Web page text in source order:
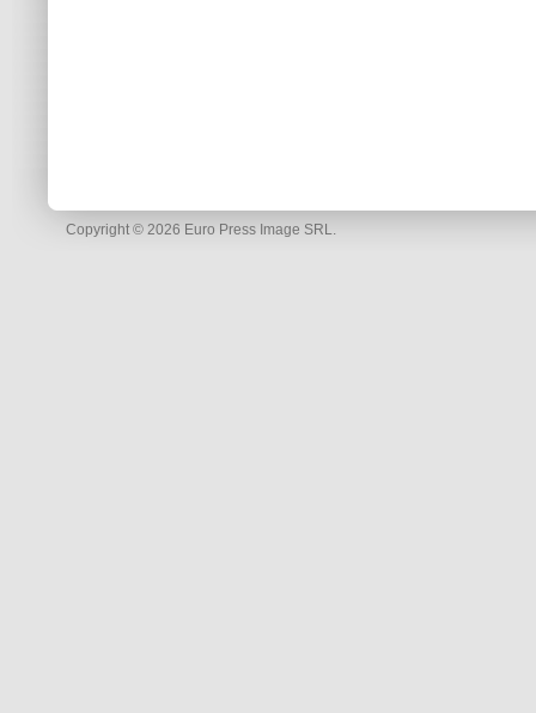
Copyright © 2026 Euro Press Image SRL.